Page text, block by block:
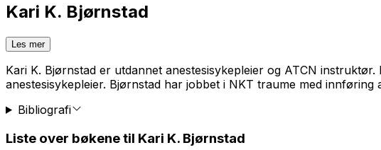
Kari K. Bjørnstad
Les mer
Kari K. Bjørnstad er utdannet anestesisykepleier og ATCN
anestesisykepleier. Bjørnstad har jobbet i NKT traume med
Bibliografi
Liste over bøkene til Kari K. Bjørnstad